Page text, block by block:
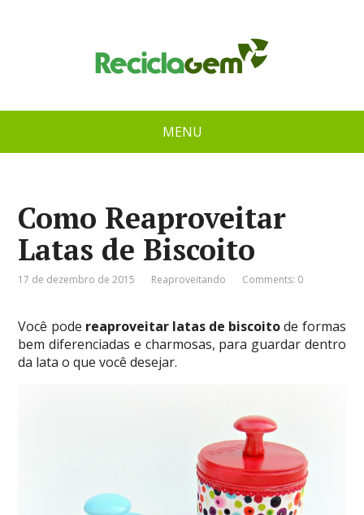
MENU
Como Reaproveitar
Latas de Biscoito
17 de dezembro de 2015 Reaproveitando Comments: 0
Você pode reaproveitar latas de biscoitode formas
bem diferenciadas e charmosas, para guardar dentro
da lata o que você desejar.